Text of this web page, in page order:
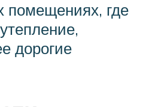
помещениях, где
дорогие